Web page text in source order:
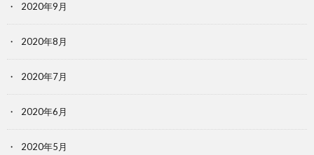
2020年9月
2020年8月
2020年7月
2020年6月
2020年5月